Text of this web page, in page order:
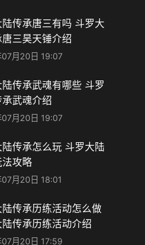
陆传承唐三有吗 斗罗大
唐三昊天锤介绍
月20日 19:07
陆传承武魂有哪些 斗罗
武魂介绍
月20日 19:07
陆传承怎么玩 斗罗大陆
攻略
月20日 18:01
陆传承历练活动怎么做
陆传承历练活动介绍
月20日 17:59